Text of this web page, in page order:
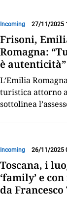
Incoming 27/11/2025
Frisoni,
Romagna:
è autenticità”
L’Emilia
turistica attorno
sottolinea
Incoming 26/11/2025
Toscana, i
‘family’ e
da